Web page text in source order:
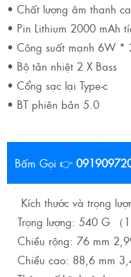
• Chất lượng âm thanh
• Pin Lithium 2000 mAh
• Công suất mạnh 6W *
• Bộ tản nhiệt 2 X Bass
• Cổng sạc lại Type-c
• BT phiên bản 5.0
Bấm Gọi 👉
Kích thước và trọng
Trọng lượng: 540 G （
Chiều rộng: 76 mm
Chiều cao: 88,6 mm